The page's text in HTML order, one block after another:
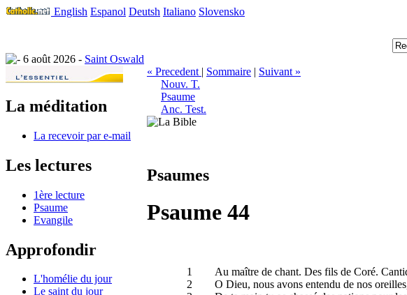
English Espanol Deutsh Italiano Slovensko
6 août 2026 - Saint Oswald
La méditation
La recevoir par e-mail
Les lectures
1ère lecture
Psaume
Evangile
Approfondir
L'homélie du jour
Le saint du jour
« Precedent | Sommaire | Suivant »
Nouv. T.
Psaume
Anc. Test.
Psaumes
Psaume 44
1
Au maître de chant. Des fils de Coré.
2
O Dieu, nous avons entendu de nos